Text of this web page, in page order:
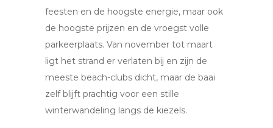
feesten en de hoogste energie, maar ook
de hoogste prijzen en de vroegst volle
parkeerplaats. Van november tot maart
ligt het strand er verlaten bij en zijn de
meeste beach-clubs dicht, maar de baai
zelf blijft prachtig voor een stille
winterwandeling langs de kiezels.